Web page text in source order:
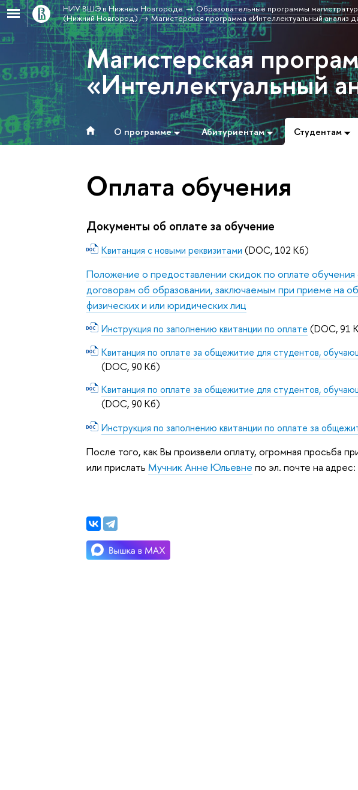
НИУ ВШЭ в Нижнем Новгороде Образовательные программы
(Нижний Новгород)
Магистерская программа «Интеллектуальный анализ
Магистерская
«Интеллектуальный
О программе Абитуриентам Студентам
Оплата обучения
Документы об оплате за обучение
Квитанция с новыми реквизитами (DOC, 102 Кб)
Положение о предоставлении скидок по оплате
договорам об образовании, заключаемым при приеме на
физических и или юридических лиц
Инструкция по заполнению квитанции по оплате (DOC, 91
Квитанция по оплате за общежитие для студентов,
(DOC, 90 Кб)
Квитанция по оплате за общежитие для студентов,
(DOC, 90 Кб)
Инструкция по заполнению квитанции по оплате за
После того, как Вы произвели оплату, огромная просьба
или прислать Мучник Анне Юльевне по эл. почте на адрес: